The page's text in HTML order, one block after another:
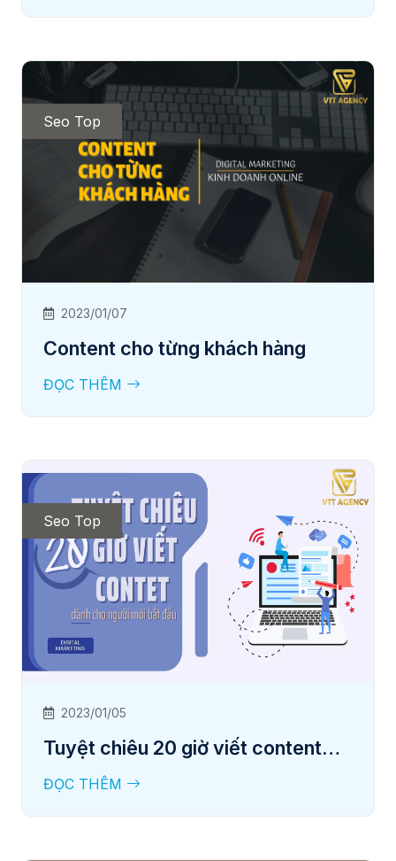
Seo Top
2023/01/07
Content cho từng khách hàng
ĐỌC THÊM
Seo Top
2023/01/05
Tuyệt chiêu 20 giờ viết content
cho người mới bắt đầu
ĐỌC THÊM